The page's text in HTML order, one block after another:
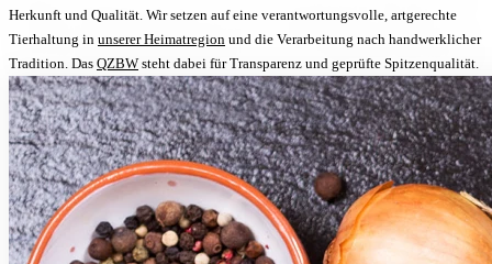
Herkunft und Qualität. Wir setzen auf eine verantwortungsvolle, artgerechte
Tierhaltung in unserer Heimatregion und die Verarbeitung nach handwerklicher
Tradition. Das QZBW steht dabei für Transparenz und geprüfte Spitzenqualität.